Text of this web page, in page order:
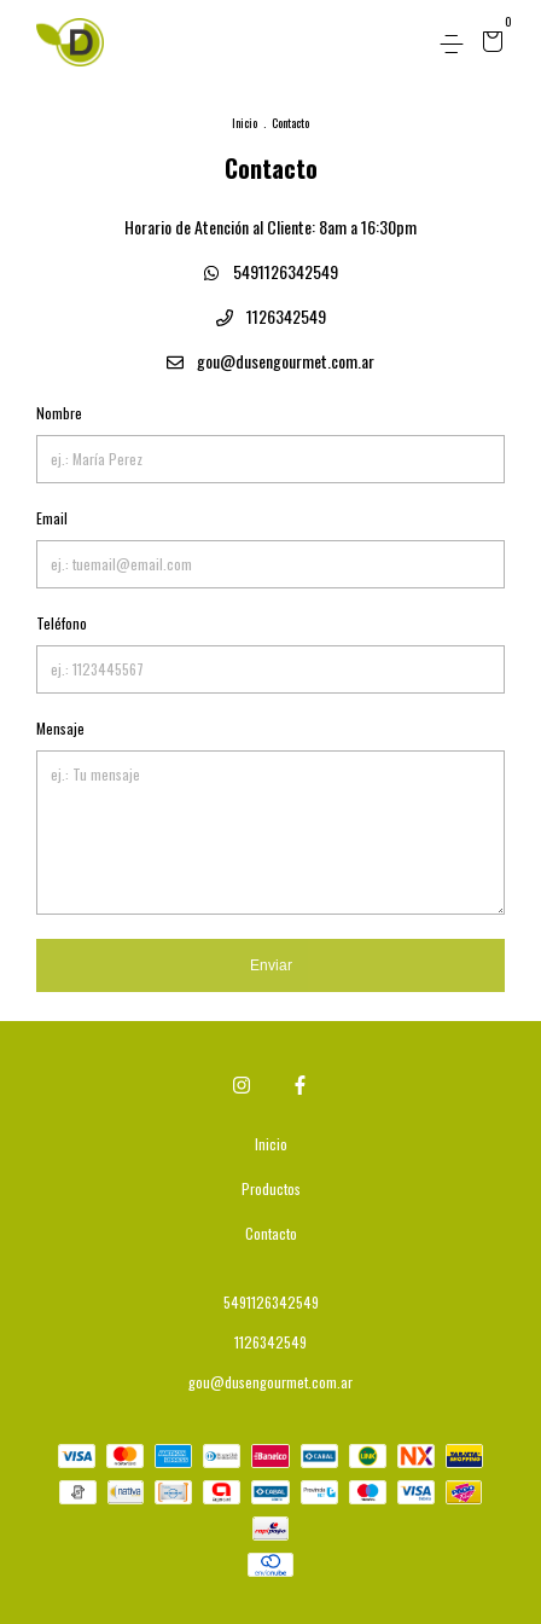
0
Inicio . Contacto
Contacto
Horario de Atención al Cliente: 8am a 16:30pm
5491126342549
1126342549
gou@dusengourmet.com.ar
Nombre
Email
Teléfono
Mensaje
Enviar
Inicio
Productos
Contacto
5491126342549
1126342549
gou@dusengourmet.com.ar